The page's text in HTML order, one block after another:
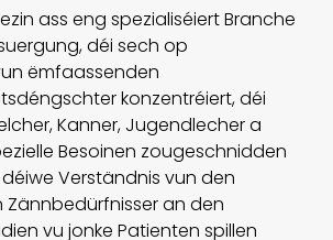
ass eng spezialiséiert Branche
déi sech op
ëmfaassenden
konzentréiert, déi
Kanner, Jugendlecher a
Besoinen zougeschnidden
Verständnis vun den
an den
vu jonke Patienten spillen